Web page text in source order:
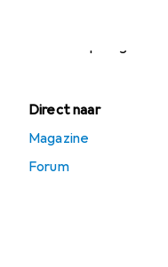
Zacht speelgoed
Direct naar
Magazine
Forum